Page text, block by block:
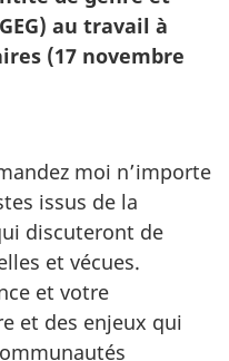
au travail à
(17 novembre
moi n’importe
issus de la
discuteront de
et vécues.
et votre
et des enjeux qui